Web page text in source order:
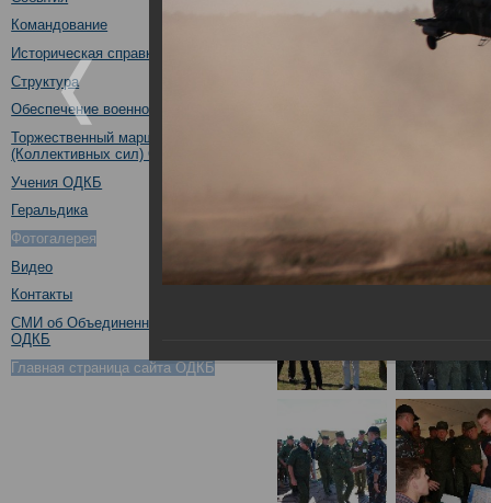
Командование
Историческая справка
Структура
Обеспечение военной безопасности
Торжественный марш Войск
(Коллективных сил) ОДКБ
Учения ОДКБ
Геральдика
Фотогалерея
Видео
Контакты
СМИ об Объединенном штабе
ОДКБ
Главная страница сайта ОДКБ